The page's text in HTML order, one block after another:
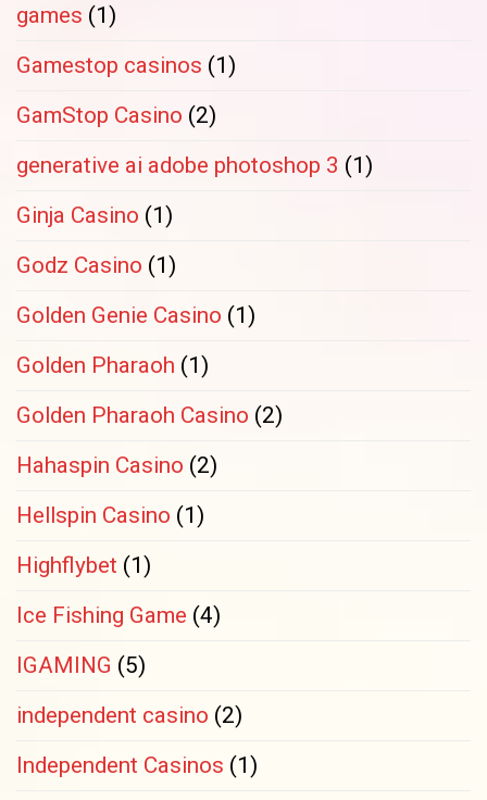
games (1)
Gamestop casinos (1)
GamStop Casino (2)
generative ai adobe photoshop 3 (1)
Ginja Casino (1)
Godz Casino (1)
Golden Genie Casino (1)
Golden Pharaoh (1)
Golden Pharaoh Casino (2)
Hahaspin Casino (2)
Hellspin Casino (1)
Highflybet (1)
Ice Fishing Game (4)
IGAMING (5)
independent casino (2)
Independent Casinos (1)